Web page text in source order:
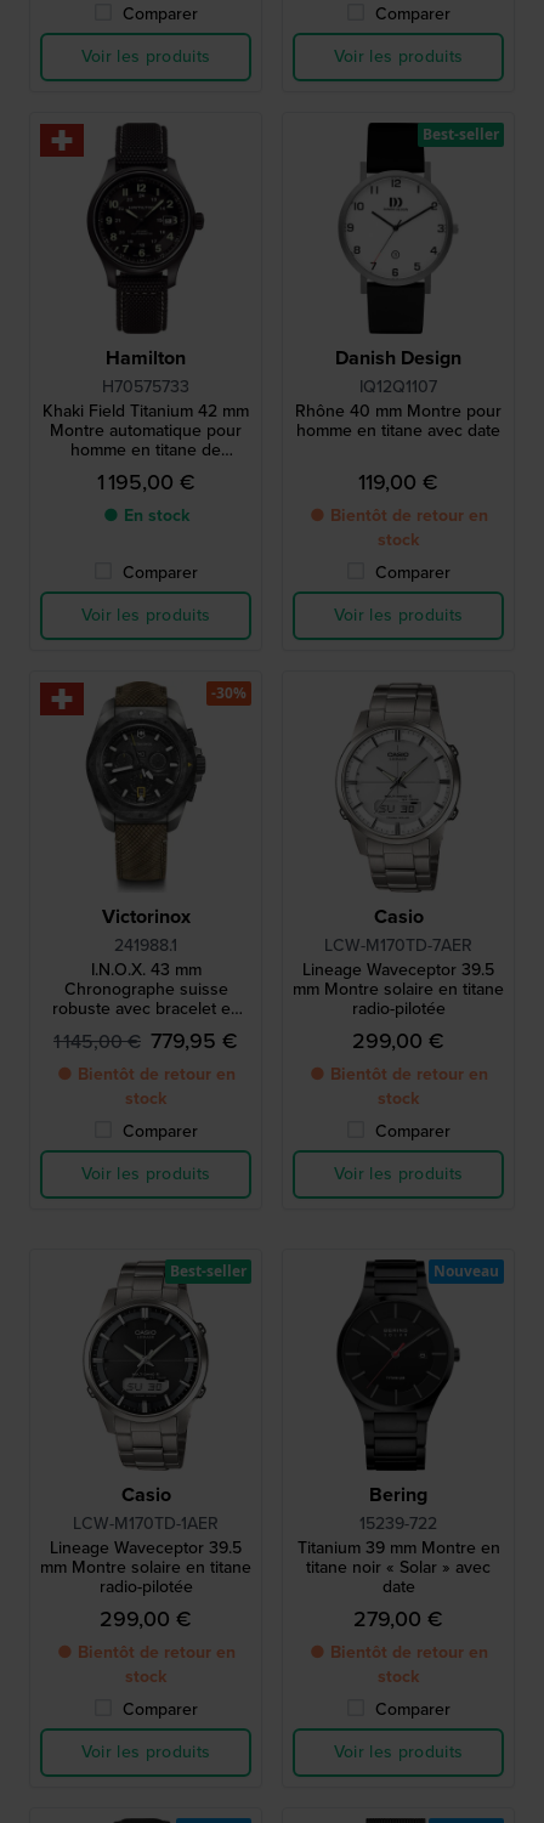
Comparer
Voir les produits
Comparer
Voir les produits
Hamilton
H70575733
Khaki Field Titanium 42 mm
Montre automatique pour
homme en titane de
fabrication suisse
1 195,00 €
● En stock
Comparer
Voir les produits
Danish Design
IQ12Q1107
Rhône 40 mm Montre pour
homme en titane avec date
119,00 €
● Bientôt de retour en
stock
Comparer
Voir les produits
Best-seller
Victorinox
241988.1
I.N.O.X. 43 mm
Chronographe suisse
robuste avec bracelet en
placage de bois et bracelet
supplémentaire en
caoutchouc
1 145,00 € 779,95 €
● Bientôt de retour en
stock
Comparer
Voir les produits
-30%
Casio
LCW-M170TD-7AER
Lineage Waveceptor 39.5
mm Montre solaire en titane
radio-pilotée
299,00 €
● Bientôt de retour en
stock
Comparer
Voir les produits
Casio
LCW-M170TD-1AER
Lineage Waveceptor 39.5
mm Montre solaire en titane
radio-pilotée
299,00 €
● Bientôt de retour en
stock
Comparer
Voir les produits
Best-seller
Bering
15239-722
Titanium 39 mm Montre en
titane noir « Solar » avec
date
279,00 €
● Bientôt de retour en
stock
Comparer
Voir les produits
Nouveau